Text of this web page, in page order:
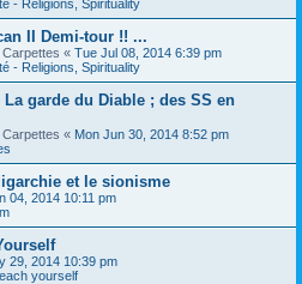
- Religions, Spirituality
II Demi-tour !! ...
« Tue Jul 08, 2014 6:39 pm
- Religions, Spirituality
garde du Diable ; des SS en
« Mon Jun 30, 2014 8:52 pm
et le sionisme
04, 2014 10:11 pm
29, 2014 10:39 pm
yourself